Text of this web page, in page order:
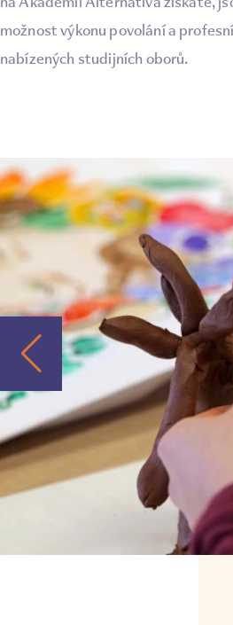
možnost výkonu povolání a
nabízených studijních oborů.